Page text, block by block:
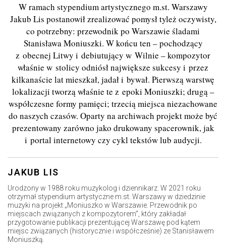
W ramach stypendium artystycznego m.st. Warszawy
Jakub Lis postanowił zrealizować pomysł tyleż oczywisty,
co potrzebny: przewodnik po Warszawie śladami
Stanisława Moniuszki. W końcu ten – pochodzący
z obecnej Litwy i debiutujący w Wilnie – kompozytor
właśnie w stolicy odniósł największe sukcesy i przez
kilkanaście lat mieszkał, jadał i bywał. Pierwszą warstwę
lokalizacji tworzą właśnie te z epoki Moniuszki; drugą –
współczesne formy pamięci; trzecią miejsca niezachowane
do naszych czasów. Oparty na archiwach projekt może być
prezentowany zarówno jako drukowany spacerownik, jak
i portal internetowy czy cykl tekstów lub audycji.
JAKUB LIS
Urodzony w 1988 roku muzykolog i dziennikarz. W 2021 roku
otrzymał stypendium artystyczne m.st. Warszawy w dziedzinie
muzyki na projekt „Moniuszko w Warszawie. Przewodnik po
miejscach związanych z kompozytorem”, który zakładał
przygotowanie publikacji prezentującej Warszawę pod kątem
miejsc związanych (historycznie i współcześnie) ze Stanisławem
Moniuszką.